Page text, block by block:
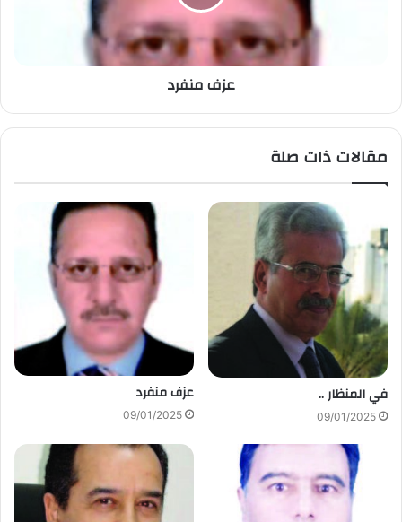
عزف منفرد
مقالات ذات صلة
في المنظار ..
09/01/2025
عزف منفرد
09/01/2025